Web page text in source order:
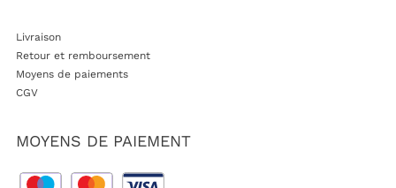
Livraison
Retour et remboursement
Moyens de paiements
CGV
MOYENS DE PAIEMENT